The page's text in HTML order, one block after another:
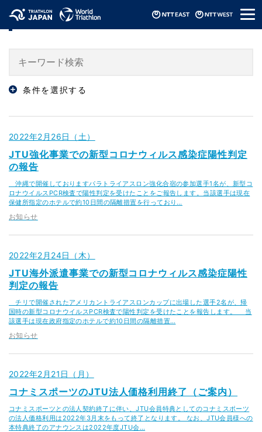
メ
ニ
「お知らせ」のニュース
条件を選択する
2022年2月26日（土）
JTU強化事業での新型コロナウィルス感染症陽性判定
の報告
沖縄で開催しておりますパラトライアスロン強化合宿の参加選手1名が、新型コ
ロナウイルスPCR検査で陽性判定を受けたことをご報告します。当該選手は現在
保健所指定のホテルで約10日間の隔離措置を行っており…
お知らせ
2022年2月24日（木）
JTU海外派遣事業での新型コロナウィルス感染症陽性
判定の報告
チリで開催されたアメリカントライアスロンカップに出場した選手2名が、帰
国時の新型コロナウイルスPCR検査で陽性判定を受けたことを報告します。 当
該選手は現在政府指定のホテルで約10日間の隔離措置…
お知らせ
2022年2月21日（月）
コナミスポーツのJTU法人価格利用終了（ご案内）
コナミスポーツとの法人契約終了に伴い、JTU会員特典としてのコナミスポーツ
の法人価格利用は2022年3月末をもって終了となります。 なお、JTU会員様への
本特典終了のアナウンスは2022年度JTU会…